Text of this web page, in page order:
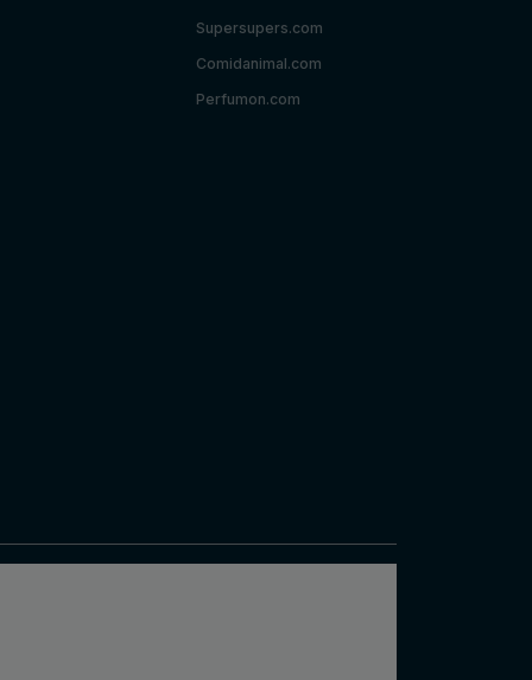
Supersupers.com
Comidanimal.com
Perfumon.com